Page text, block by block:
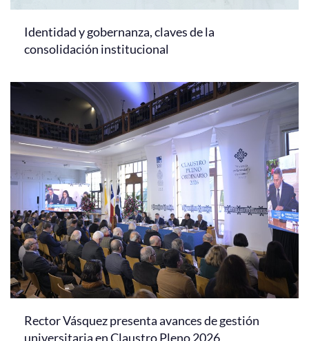
Identidad y gobernanza, claves de la
consolidación institucional
Rector Vásquez presenta avances de gestión
universitaria en Claustro Pleno 2026